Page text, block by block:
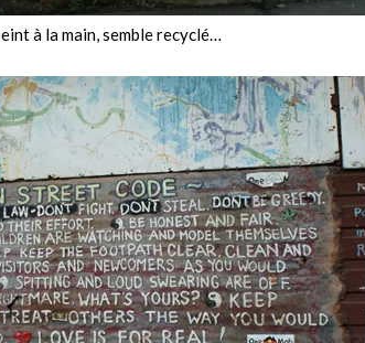
à la main, semble recyclé…